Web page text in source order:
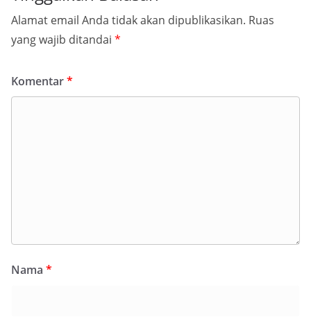
Alamat email Anda tidak akan dipublikasikan. Ruas
yang wajib ditandai *
Komentar*
Nama *